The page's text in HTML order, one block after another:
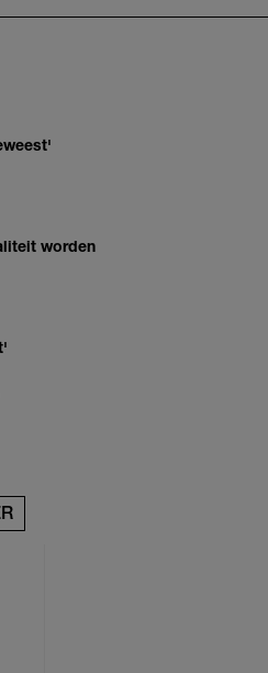
worden